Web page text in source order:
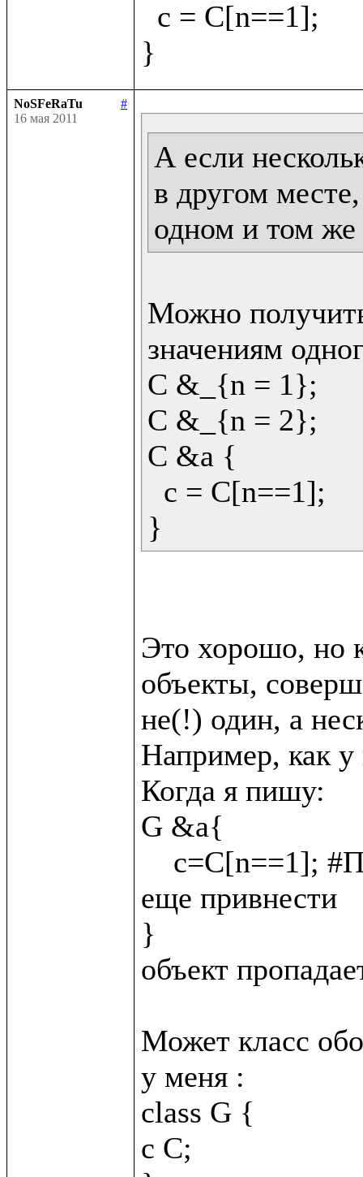
NoSFeRaTu
#
16 мая 2011
А если
в другом
одном и том же
Можно
значениям
C &_{n = 1};
C &_{n = 2};
C &a {
Это хорошо, но
объекты,
не(!) один, а
Например, как
Когда я пишу:
G &a{
еще привнести
}
объект
Может класс
у меня :
class G {
c C;